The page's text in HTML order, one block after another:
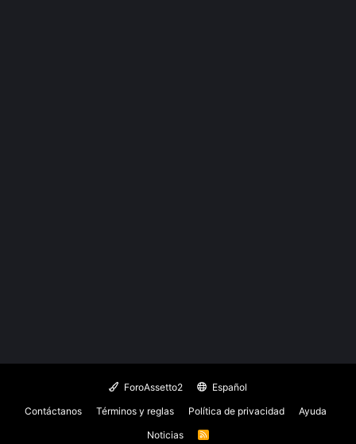
ForoAssetto2
Español
Contáctanos
Términos y reglas Política de privacidad
Ayuda
Noticias
R